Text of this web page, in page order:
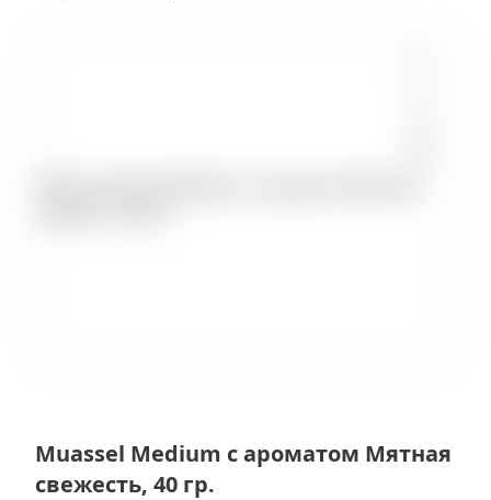
Muassel Medium с ароматом Мятная
свежесть, 40 гр.